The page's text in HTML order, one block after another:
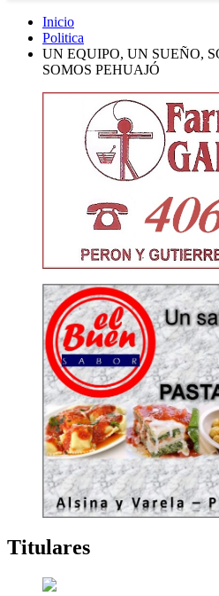
Inicio
Politica
UN EQUIPO, UN SUEÑO,
SOMOS PEHUAJÓ
Titulares